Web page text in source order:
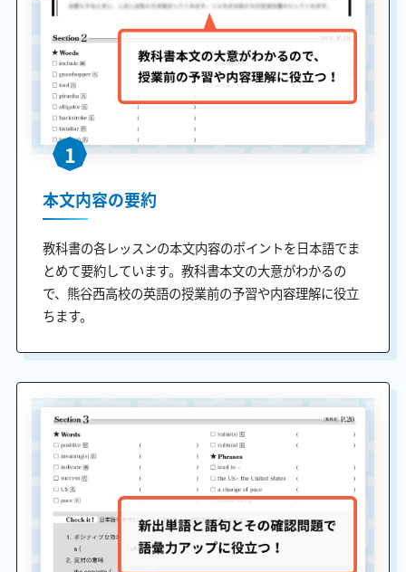
1
本文内容の要約
教科書の各レッスンの本文内容のポイントを日本語でま
とめて要約しています。教科書本文の大意がわかるの
で、熊谷西高校の英語の授業前の予習や内容理解に役立
ちます。